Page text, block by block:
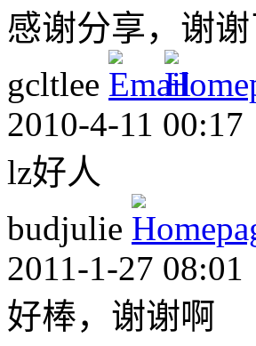
感谢分享，谢
gcltlee
2010-4-11 00:17
lz好人
budjulie
2011-1-27 08:01
好棒，谢谢啊